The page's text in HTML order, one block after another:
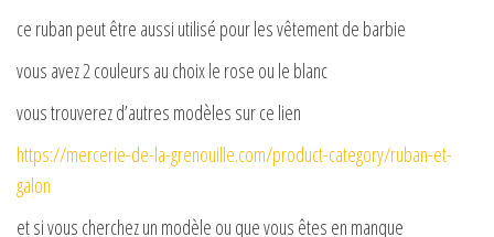
ce ruban peut être aussi utilisé pour les vêtement de barbie
vous avez 2 couleurs au choix le rose ou le blanc
vous trouverez d’autres modèles sur ce lien
https://mercerie-de-la-grenouille.com/product-category/ruban-et-
galon
et si vous cherchez un modèle ou que vous êtes en manque